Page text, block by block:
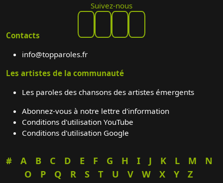
Suivez-nous
Contacts
info@topparoles.fr
Les artistes de la communauté
Les paroles des chansons des artistes émergents
Abonnez-vous à notre lettre d'information
Conditions d'utilisation YouTube
Conditions d'utilisation Google
# A B C D E F G H I J K L M
N
O
P Q R S T U V W X Y Z